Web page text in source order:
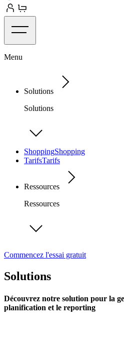
Menu
Solutions
Solutions
ShoppingShopping
TarifsTarifs
Ressources
Ressources
Commencez l'essai gratuit
Solutions
Découvrez notre solution pour la
planification et le reporting